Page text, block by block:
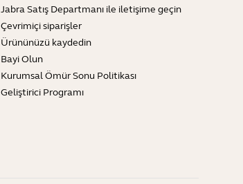
Jabra Satış Departmanı ile iletişime geçin
Çevrimiçi siparişler
Ürününüzü kaydedin
Bayi Olun
Kurumsal Ömür Sonu Politikası
Geliştirici Programı